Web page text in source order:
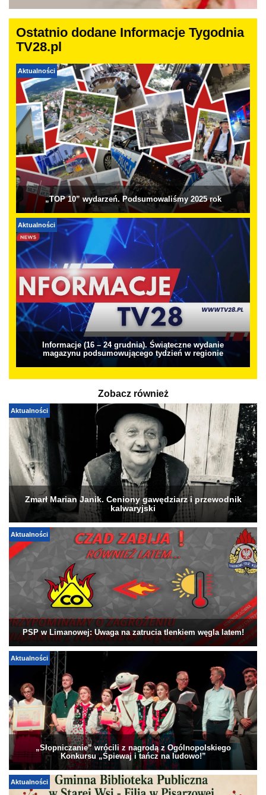
Ostatnio dodane Informacje Tygodnia
TV28.pl
Aktualności
„TOP 10” wydarzeń. Podsumowaliśmy 2025 rok
Aktualności
Informacje (16 – 24 grudnia). Świąteczne wydanie
magazynu podsumowującego tydzień w regionie
Zobacz również
Aktualności
Zmarł Marian Janik. Ceniony gawędziarz i przewodnik
kalwaryjski
Aktualności
PSP w Limanowej: Uwaga na zatrucia tlenkiem węgla latem!
Aktualności
„Słopniczanie” wrócili z nagrodą z Ogólnopolskiego
Konkursu „Śpiewaj i tańcz na ludowo!”
Aktualności